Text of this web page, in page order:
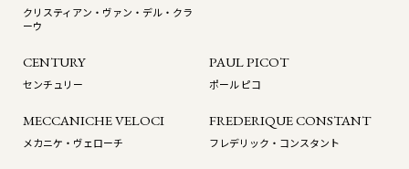
クリスティアン・ヴァン・デル・クラ
ーウ
CENTURY
センチュリー
PAUL PICOT
ポール ピコ
MECCANICHE VELOCI
メカニケ・ヴェローチ
FREDERIQUE CONSTANT
フレデリック・コンスタント